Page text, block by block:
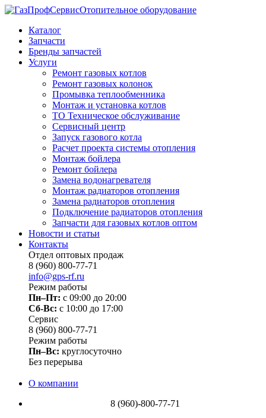
Отопительное оборудование
Каталог
Запчасти
Бренды запчастей
Услуги
Ремонт газовых котлов
Ремонт газовых колонок
Промывка теплообменника
Монтаж и установка котлов
ТО Техническое обслуживание
Сервисный центр
Запуск газового котла
Расчет проекта системы отопления
Монтаж бойлера
Ремонт бойлера
Замена водонагревателя
Монтаж радиаторов отопления
Замена радиаторов отопления
Подключение радиаторов отопления
Запчасти для газовых котлов оптом
Новости и статьи
Контакты
Отдел оптовых продаж
8 (960) 800-77-71
info@gps-rf.ru
Режим работы
Пн–Пт: с 09:00 до 20:00
Сб-Вс: c 10:00 до 17:00
Сервис
8 (960) 800-77-71
Режим работы
Пн–Вс: круглосуточно
Без перерыва
О компании
8 (960)-800-77-71